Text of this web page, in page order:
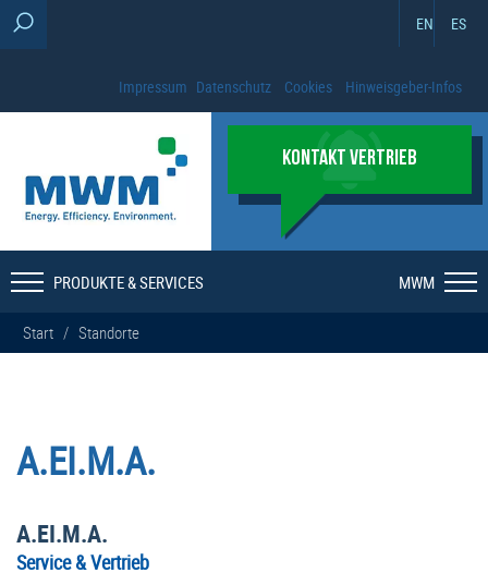
EN ES
Impressum Datenschutz Cookies Hinweisgeber-Infos
KONTAKT VERTRIEB
PRODUKTE & SERVICES MWM
Start / Standorte
A.EI.M.A.
A.EI.M.A.
Service & Vertrieb